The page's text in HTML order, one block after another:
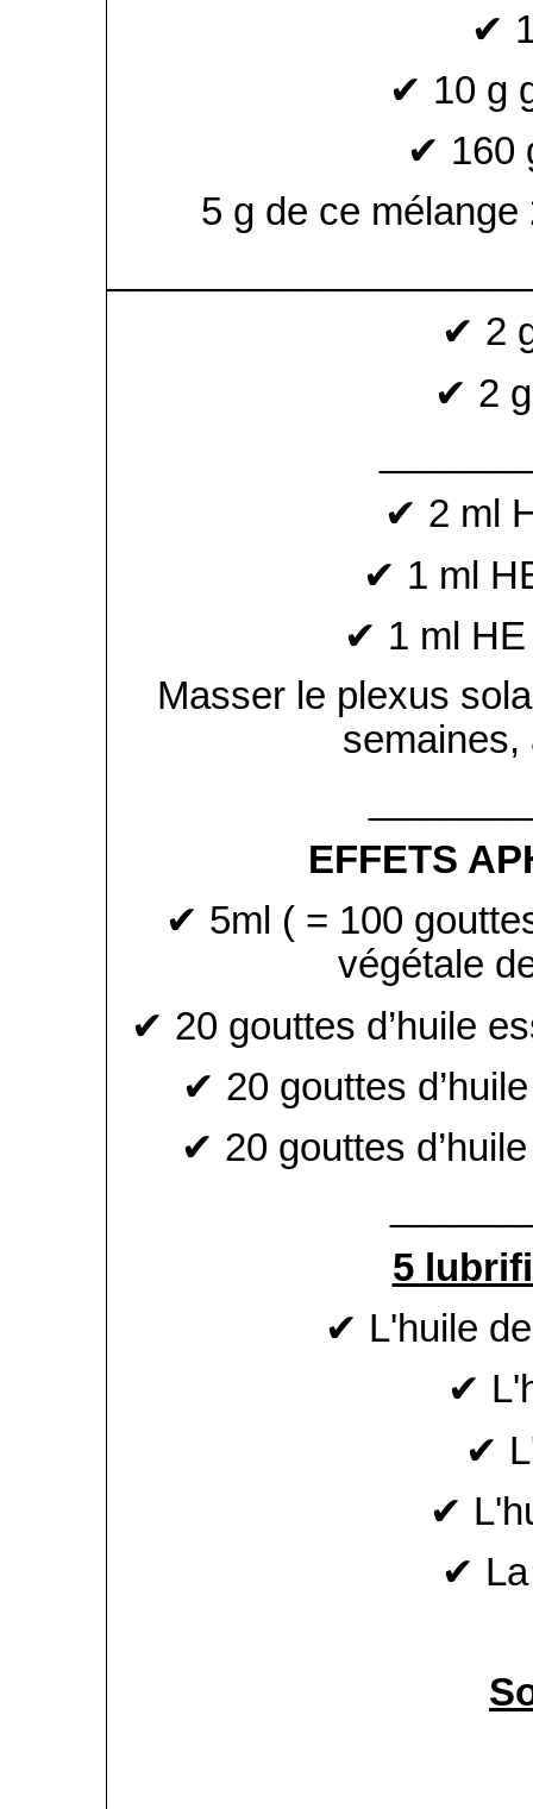
✔
✔ 10 g
✔ 160
5 g de ce
✔ 2
✔ 2
✔ 2 ml
✔ 1 ml
✔ 1 ml HE
Masser le plexus
semaines,
EFFETS
✔ 5ml ( = 100
végétale
✔ 20 gouttes d’huile
✔ 20 gouttes
✔ 20 gouttes
5
✔ L'huile
✔
✔
✔
✔ La